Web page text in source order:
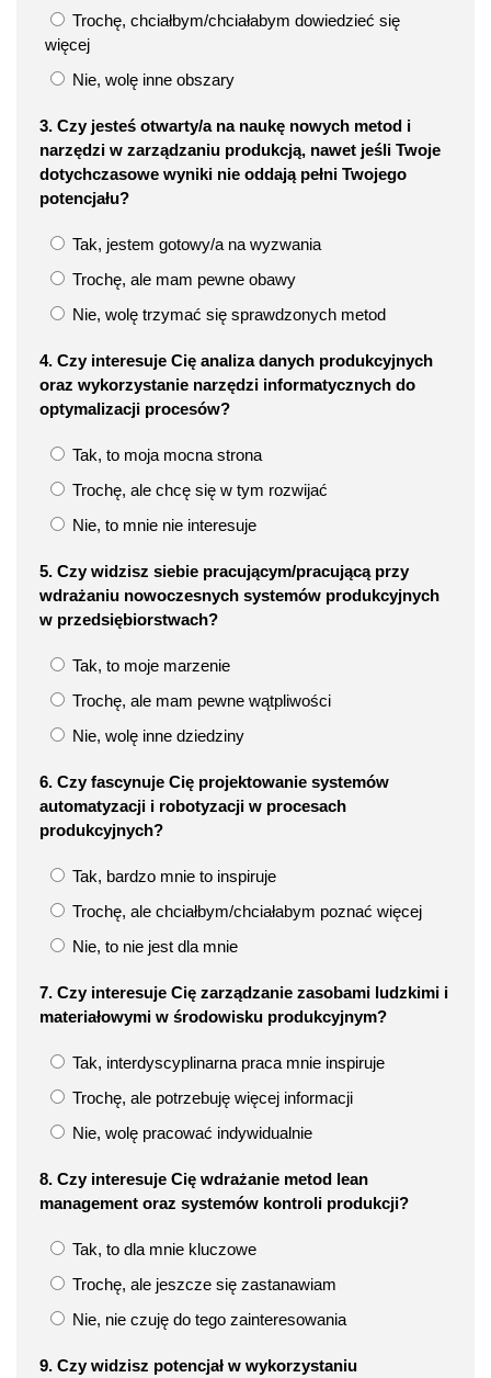
Trochę, chciałbym/chciałabym dowiedzieć się
więcej
Nie, wolę inne obszary
3. Czy jesteś otwarty/a na naukę nowych metod i
narzędzi w zarządzaniu produkcją, nawet jeśli Twoje
dotychczasowe wyniki nie oddają pełni Twojego
potencjału?
Tak, jestem gotowy/a na wyzwania
Trochę, ale mam pewne obawy
Nie, wolę trzymać się sprawdzonych metod
4. Czy interesuje Cię analiza danych produkcyjnych
oraz wykorzystanie narzędzi informatycznych do
optymalizacji procesów?
Tak, to moja mocna strona
Trochę, ale chcę się w tym rozwijać
Nie, to mnie nie interesuje
5. Czy widzisz siebie pracującym/pracującą przy
wdrażaniu nowoczesnych systemów produkcyjnych
w przedsiębiorstwach?
Tak, to moje marzenie
Trochę, ale mam pewne wątpliwości
Nie, wolę inne dziedziny
6. Czy fascynuje Cię projektowanie systemów
automatyzacji i robotyzacji w procesach
produkcyjnych?
Tak, bardzo mnie to inspiruje
Trochę, ale chciałbym/chciałabym poznać więcej
Nie, to nie jest dla mnie
7. Czy interesuje Cię zarządzanie zasobami ludzkimi i
materiałowymi w środowisku produkcyjnym?
Tak, interdyscyplinarna praca mnie inspiruje
Trochę, ale potrzebuję więcej informacji
Nie, wolę pracować indywidualnie
8. Czy interesuje Cię wdrażanie metod lean
management oraz systemów kontroli produkcji?
Tak, to dla mnie kluczowe
Trochę, ale jeszcze się zastanawiam
Nie, nie czuję do tego zainteresowania
9. Czy widzisz potencjał w wykorzystaniu